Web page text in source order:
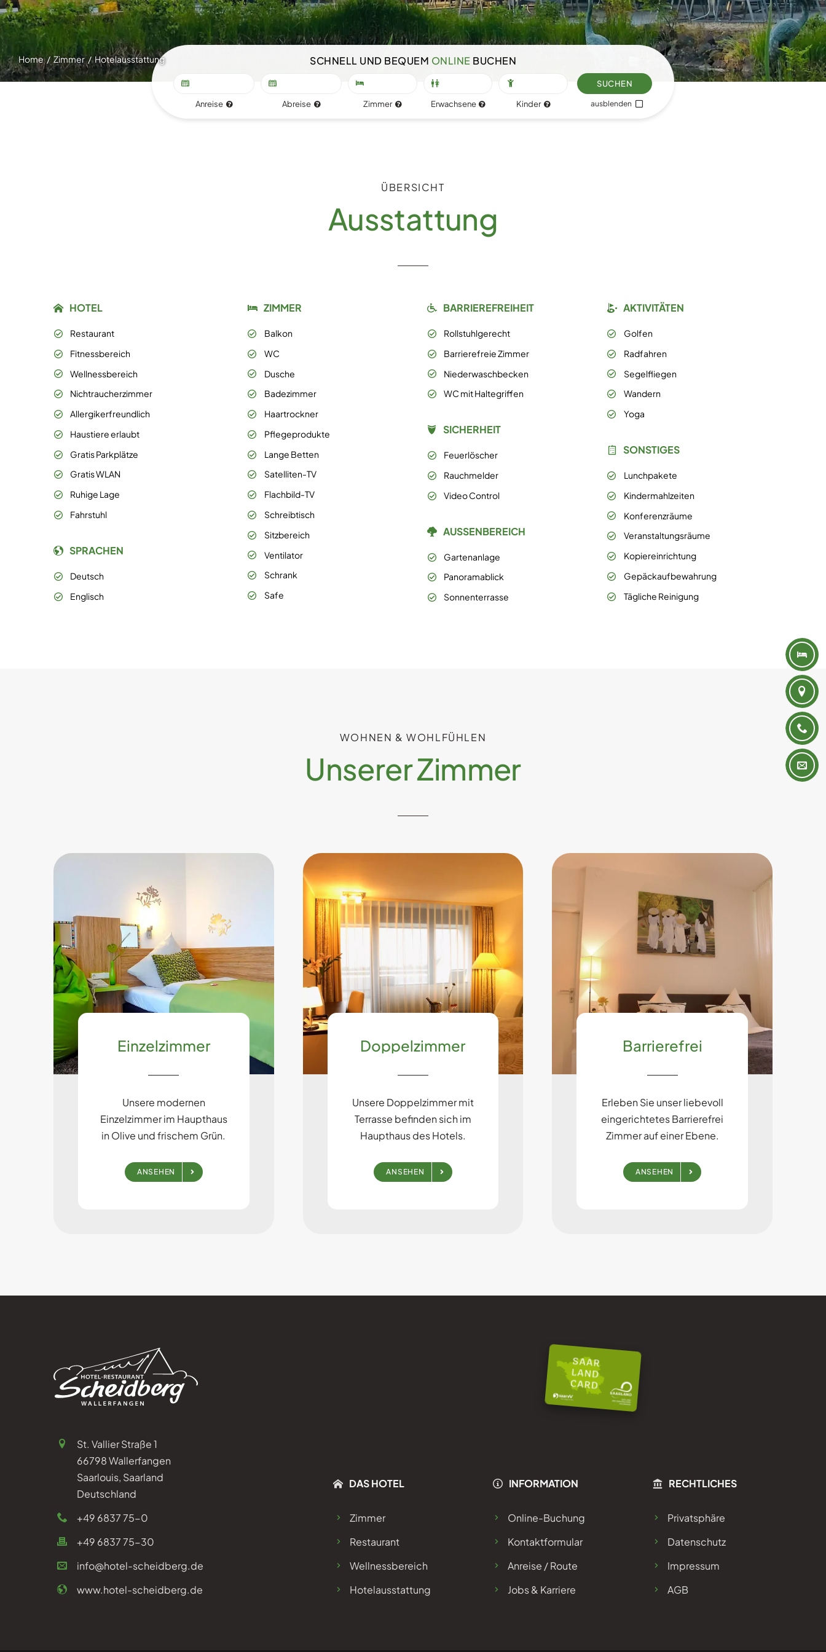
Buchen
Home Zimmer Hotelausstattung
ausblenden
SCHNELL UND BEQUEM ONLINE BUCHEN
Anreise Abreise Zimmer Erwachsene Kinder
SUCHEN
ÜBERSICHT
Ausstattung
HOTEL
Restaurant
Fitnessbereich
Wellnessbereich
Nichtraucherzimmer
Allergikerfreundlich
Haustiere erlaubt
Gratis Parkplätze
Gratis WLAN
Ruhige Lage
Fahrstuhl
SPRACHEN
Deutsch
Englisch
ZIMMER
Balkon
WC
Dusche
Badezimmer
Haartrockner
Pflegeprodukte
Lange Betten
Satelliten-TV
Flachbild-TV
Schreibtisch
Sitzbereich
Ventilator
Schrank
Safe
BARRIEREFREIHEIT
Rollstuhlgerecht
Barrierefreie Zimmer
Niederwaschbecken
WC mit Haltegriffen
SICHERHEIT
Feuerlöscher
Rauchmelder
Video Control
AUSSENBEREICH
Gartenanlage
Panoramablick
Sonnenterrasse
AKTIVITÄTEN
Golfen
Radfahren
Segelfliegen
Wandern
Yoga
SONSTIGES
Lunchpakete
Kindermahlzeiten
Konferenzräume
Veranstaltungsräume
Kopiereinrichtung
Gepäckaufbewahrung
Tägliche Reinigung
WOHNEN & WOHLFÜHLEN
Unserer Zimmer
Einzelzimmer
Unsere modernen
Einzelzimmer im Haupthaus
in Olive und frischem Grün.
ANSEHEN
Doppelzimmer
Unsere Doppelzimmer mit
Terrasse befinden sich im
Haupthaus des Hotels.
ANSEHEN
Barrierefrei
Erleben Sie unser liebevoll
eingerichtetes Barrierefrei
Zimmer auf einer Ebene.
ANSEHEN
St. Vallier Straße 1
66798 Wallerfangen
Saarlouis, Saarland
Deutschland
+49 6837 75-0
+49 6837 75-30
info@hotel-scheidberg.de
www.hotel-scheidberg.de
DAS HOTEL
Zimmer
Restaurant
Wellnessbereich
Hotelausstattung
INFORMATION
Online-Buchung
Kontaktformular
Anreise / Route
Jobs & Karriere
RECHTLICHES
Privatsphäre
Datenschutz
Impressum
AGB